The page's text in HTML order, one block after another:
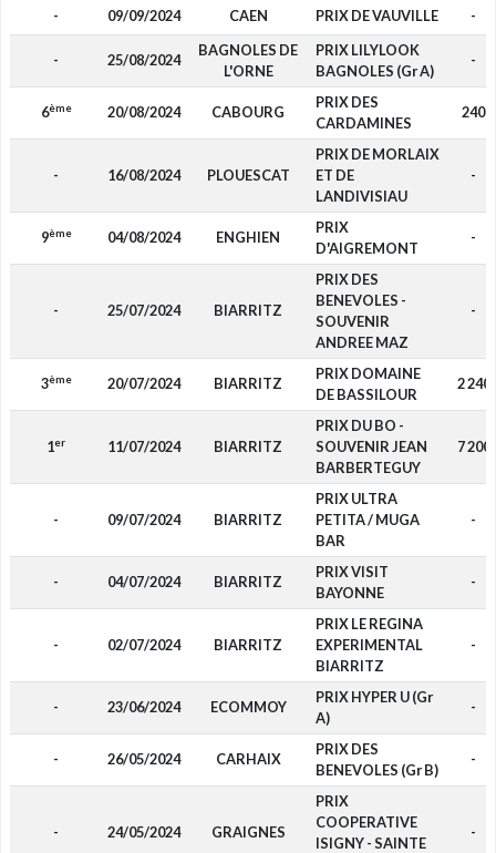
- 09/09/2024 CAEN PRIX DE VAUVILLE -
- 25/08/2024
BAGNOLES DE
L'ORNE
PRIX LILYLOOK
BAGNOLES (Gr A)
-
6ème 20/08/2024 CABOURG
PRIX DES
CARDAMINES
240
- 16/08/2024 PLOUESCAT
PRIX DE MORLAIX
ET DE
LANDIVISIAU
-
9ème 04/08/2024 ENGHIEN
PRIX
D'AIGREMONT
-
- 25/07/2024 BIARRITZ
PRIX DES
BENEVOLES -
SOUVENIR
ANDREE MAZ
-
3ème 20/07/2024 BIARRITZ
PRIX DOMAINE
DE BASSILOUR
2 240
1er 11/07/2024 BIARRITZ
PRIX DU BO -
SOUVENIR JEAN
BARBERTEGUY
7 200
- 09/07/2024 BIARRITZ
PRIX ULTRA
PETITA / MUGA
BAR
-
- 04/07/2024 BIARRITZ
PRIX VISIT
BAYONNE
-
- 02/07/2024 BIARRITZ
PRIX LE REGINA
EXPERIMENTAL
BIARRITZ
-
- 23/06/2024 ECOMMOY
PRIX HYPER U (Gr
A)
-
- 26/05/2024 CARHAIX
PRIX DES
BENEVOLES (Gr B)
-
- 24/05/2024 GRAIGNES
PRIX
COOPERATIVE
ISIGNY - SAINTE
-